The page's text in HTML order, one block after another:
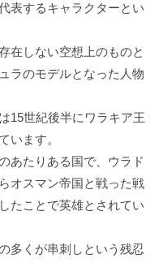
表するキャラクターとい
在しない空想上のものと
ラのモデルとなった人物
15世紀後半にワラキア王
います。
あたりある国で、ウラド
オスマン帝国と戦った戦
たことで英雄とされてい
多くが串刺しという残忍